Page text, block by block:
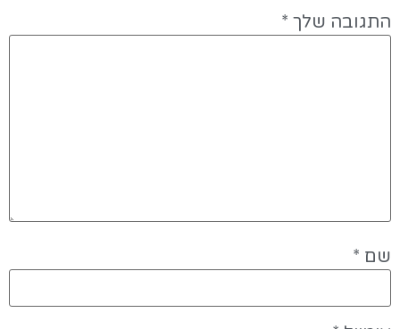
התגובה שלך *
שם *